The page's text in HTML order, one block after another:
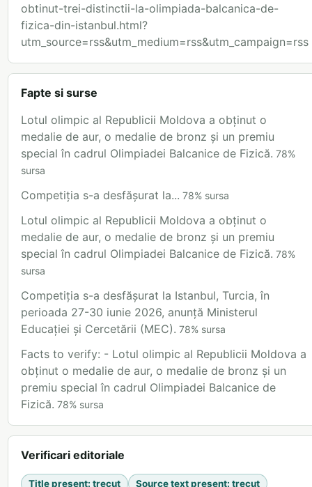
obtinut-trei-distinctii-la-olimpiada-balcanica-de-
fizica-din-istanbul.html?
utm_source=rss&utm_medium=rss&utm_campaign=rss
Fapte si surse
Lotul olimpic al Republicii Moldova a obținut o
medalie de aur, o medalie de bronz și un premiu
special în cadrul Olimpiadei Balcanice de Fizică. 78%
sursa
Competiția s-a desfășurat la... 78% sursa
Lotul olimpic al Republicii Moldova a obținut o
medalie de aur, o medalie de bronz și un premiu
special în cadrul Olimpiadei Balcanice de Fizică. 78%
sursa
Competiția s-a desfășurat la Istanbul, Turcia, în
perioada 27-30 iunie 2026, anunță Ministerul
Educației și Cercetării (MEC). 78% sursa
Facts to verify: - Lotul olimpic al Republicii Moldova a
obținut o medalie de aur, o medalie de bronz și un
premiu special în cadrul Olimpiadei Balcanice de
Fizică. 78% sursa
Verificari editoriale
Title present: trecut Source text present: trecut